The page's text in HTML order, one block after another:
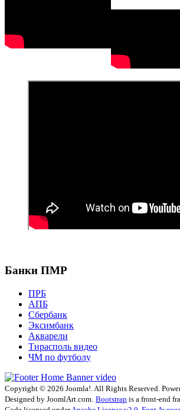
Банки ПМР
ПРБ
АПБ
Сбербанк
Эксимбанк
Акварели
Тирасполь видео
ЧМ по футболу
Copyright © 2026 Joomla!. All Rights Reserved.
Designed by JoomlArt.com. Bootstrap is a front-end